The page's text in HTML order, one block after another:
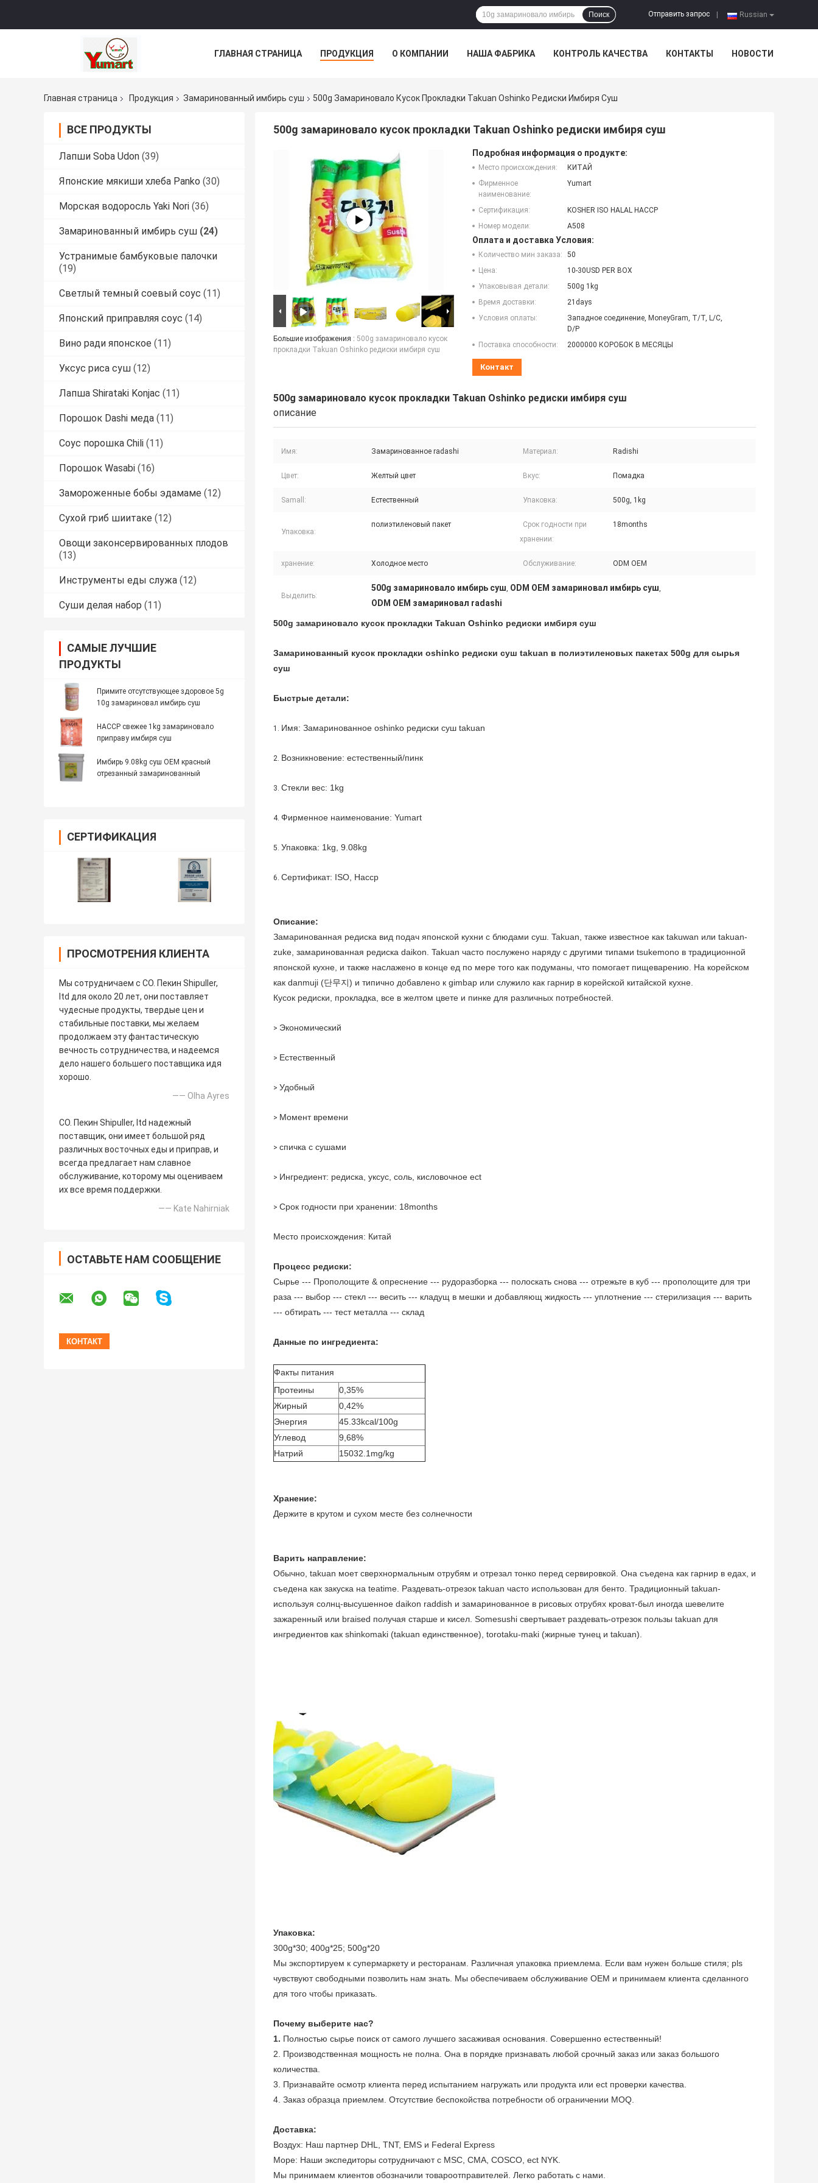
Russian
Отправить запрос
Поиск
ГЛАВНАЯ СТРАНИЦА ПРОДУКЦИЯ О КОМПАНИИ НАША ФАБРИКА КОНТРОЛЬ КАЧЕСТВА КОНТАКТЫ НОВОСТИ
Главная страница
Продукция Замаринованный имбирь суш 500g Замариновало Кусок Прокладки Takuan Oshinko Редиски Имбиря Суш
ВСЕ ПРОДУКТЫ
Лапши Soba Udon (39)
Японские мякиши хлеба Panko (30)
Морская водоросль Yaki Nori (36)
Замаринованный имбирь суш (24)
Устранимые бамбуковые палочки
(19)
Светлый темный соевый соус (11)
Японский приправляя соус (14)
Вино ради японское (11)
Уксус риса суш (12)
Лапша Shirataki Konjac (11)
Порошок Dashi меда (11)
Соус порошка Chili (11)
Порошок Wasabi (16)
Замороженные бобы эдамаме (12)
Сухой гриб шиитаке (12)
Овощи законсервированных плодов
(13)
Инструменты еды служа (12)
Суши делая набор (11)
САМЫЕ ЛУЧШИЕ
ПРОДУКТЫ
Примите отсутствующее здоровое 5g
10g замариновал имбирь суш
HACCP свежее 1kg замариновало
приправу имбиря суш
Имбирь 9.08kg суш OEM красный
отрезанный замаринованный
СЕРТИФИКАЦИЯ
ПРОСМОТРЕНИЯ КЛИЕНТА
Мы сотрудничаем с CO. Пекин Shipuller,
ltd для около 20 лет, они поставляет
чудесные продукты, твердые цен и
стабильные поставки, мы желаем
продолжаем эту фантастическую
вечность сотрудничества, и надеемся
дело нашего большего поставщика идя
хорошо.
—— Olha Ayres
CO. Пекин Shipuller, ltd надежный
поставщик, они имеет большой ряд
различных восточных еды и приправ, и
всегда предлагает нам славное
обслуживание, которому мы оцениваем
их все время поддержки.
—— Kate Nahirniak
ОСТАВЬТЕ НАМ СООБЩЕНИЕ
500g замариновало кусок прокладки Takuan Oshinko редиски имбиря суш
Большие изображения : 500g замариновало кусок
прокладки Takuan Oshinko редиски имбиря суш
Подробная информация о продукте:
Место происхождения:
КИТАЙ
Фирменное
наименование:
Yumart
Сертификация:
KOSHER ISO HALAL HACCP
Номер модели:
A508
Оплата и доставка Условия:
Количество мин заказа:
50
Цена:
10-30USD PER BOX
Упаковывая детали:
500g 1kg
Время доставки:
21days
Условия оплаты:
Западное соединение, MoneyGram, T/T, L/C,
D/P
Поставка способности:
2000000 КОРОБОК В МЕСЯЦЫ
Контакт
500g замариновало кусок прокладки Takuan Oshinko редиски имбиря суш
описание
Имя: Замаринованное radashi Материал: Radishi
Цвет: Желтый цвет Вкус: Помадка
Samall: Естественный Упаковка: 500g, 1kg
Упаковка:
полиэтиленовый пакет
Срок годности при
хранении:
18months
хранение: Холодное место Обслуживание: ODM OEM
Выделить:
500g замариновало имбирь суш, ODM OEM замариновал имбирь суш,
ODM OEM замариновал radashi
500g замариновало кусок прокладки Takuan Oshinko редиски имбиря суш
Замаринованный кусок прокладки oshinko редиски суш takuan в полиэтиленовых пакетах 500g для сырья
суш
Быстрые детали:
1. Имя: Замаринованное oshinko редиски суш takuan
2. Возникновение: естественный/пинк
3. Стекли вес: 1kg
4. Фирменное наименование: Yumart
5. Упаковка: 1kg, 9.08kg
6. Сертификат: ISO, Haccp
Описание:
Замаринованная редиска вид подач японской кухни с блюдами суш. Takuan, также известное как takuwan или takuan-
zuke, замаринованная редиска daikon. Takuan часто послужено наряду с другими типами tsukemono в традиционной
японской кухне, и также наслажено в конце ед по мере того как подуманы, что помогает пищеварению. На корейском
как danmuji (단무지) и типично добавлено к gimbap или служило как гарнир в корейской китайской кухне.
Кусок редиски, прокладка, все в желтом цвете и пинке для различных потребностей.
> Экономический
> Естественный
> Удобный
> Момент времени
> спичка с сушами
> Ингредиент: редиска, уксус, соль, кисловочное ect
> Срок годности при хранении: 18months
Место происхождения: Китай
Процесс редиски:
Сырье --- Прополощите & опреснение --- рудоразборка --- полоскать снова --- отрежьте в куб --- прополощите для три
раза --- выбор --- стекл --- весить --- кладущ в мешки и добавляющ жидкость --- уплотнение --- стерилизация --- варить
--- обтирать --- тест металла --- склад
Данные по ингредиента:
Факты питания
Протеины
0,35%
Жирный
0,42%
Энергия
45.33kcal/100g
Углевод
9,68%
Натрий
15032.1mg/kg
Хранение:
Держите в крутом и сухом месте без солнечности
Варить направление:
Обычно, takuan моет сверхнормальным отрубям и отрезал тонко перед сервировкой. Она съедена как гарнир в едах, и
съедена как закуска на teatime. Раздевать-отрезок takuan часто использован для бенто. Традиционный takuan-
используя солнц-высушенное daikon raddish и замаринованное в рисовых отрубях кроват-был иногда шевелите
зажаренный или braised получая старше и кисел. Somesushi свертывает раздевать-отрезок пользы takuan для
ингредиентов как shinkomaki (takuan единственное), torotaku-maki (жирные тунец и takuan).
Упаковка:
300g*30; 400g*25; 500g*20
Мы экспортируем к супермаркету и ресторанам. Различная упаковка приемлема. Если вам нужен больше стиля; pls
чувствуют свободными позволить нам знать. Мы обеспечиваем обслуживание OEM и принимаем клиента сделанного
для того чтобы приказать.
Почему выберите нас?
1. Полностью сырье поиск от самого лучшего засаживая основания. Совершенно естественный!
2. Производственная мощность не полна. Она в порядке признавать любой срочный заказ или заказ большого
количества.
3. Признавайте осмотр клиента перед испытанием нагружать или продукта или ect проверки качества.
4. Заказ образца приемлем. Отсутствие беспокойства потребности об ограничении MOQ.
Доставка:
Воздух: Наш партнер DHL, TNT, EMS и Federal Express
Море: Наши экспедиторы сотрудничают с MSC, CMA, COSCO, ect NYK.
Мы принимаем клиентов обозначили товароотправителей. Легко работать с нами.